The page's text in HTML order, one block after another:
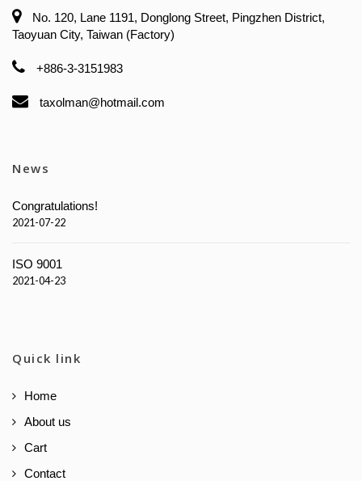
No. 120, Lane 1191, Donglong Street, Pingzhen District,
Taoyuan City, Taiwan (Factory)
+886-3-3151983
taxolman@hotmail.com
News
Congratulations!
2021-07-22
ISO 9001
2021-04-23
Quick link
Home
About us
Cart
Contact